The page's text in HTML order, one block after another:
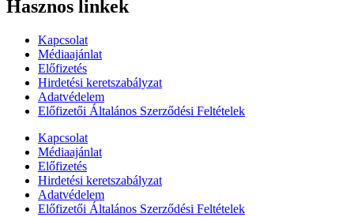
Hasznos linkek
Kapcsolat
Médiaajánlat
Előfizetés
Hirdetési keretszabályzat
Adatvédelem
Előfizetői Általános Szerződési Feltételek
Kapcsolat
Médiaajánlat
Előfizetés
Hirdetési keretszabályzat
Adatvédelem
Előfizetői Általános Szerződési Feltételek